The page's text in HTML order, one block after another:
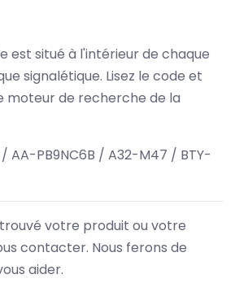
est situé à l'intérieur de chaque
signalétique. Lisez le code et
moteur de recherche de la
AA-PB9NC6B / A32-M47 / BTY-
trouvé votre produit ou votre
contacter. Nous ferons de
aider.